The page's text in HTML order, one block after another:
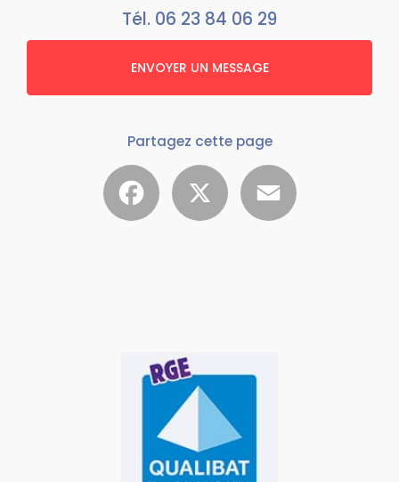
Tél. 06 23 84 06 29
ENVOYER UN MESSAGE
Partagez cette page
Facebook